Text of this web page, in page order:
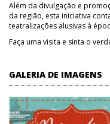
Além da divulgação e
da região, esta iniciativa
teatralizações alusivas à
Faça uma visita e sinta o
GALERIA DE IMAGENS